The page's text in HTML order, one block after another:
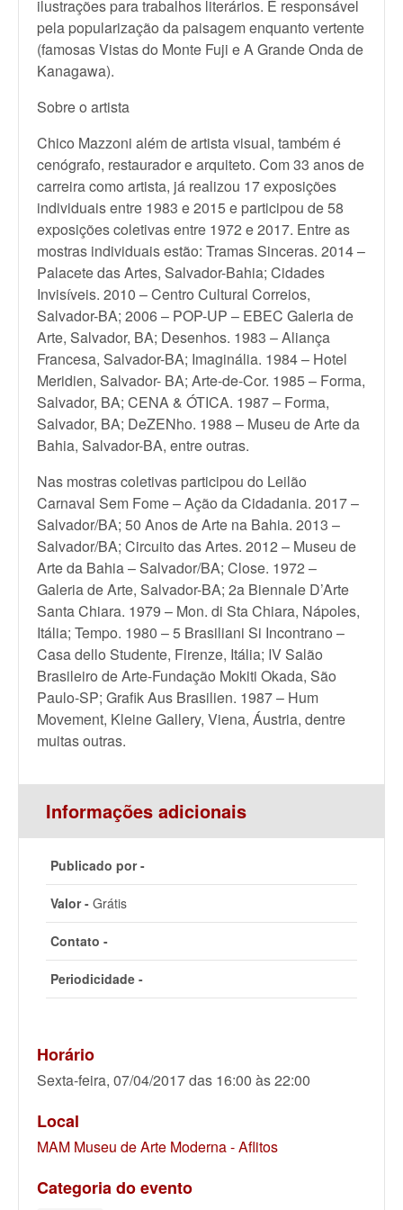
ilustrações para trabalhos literários. É responsável
pela popularização da paisagem enquanto vertente
(famosas Vistas do Monte Fuji e A Grande Onda de
Kanagawa).
Sobre o artista
Chico Mazzoni além de artista visual, também é
cenógrafo, restaurador e arquiteto. Com 33 anos de
carreira como artista, já realizou 17 exposições
individuais entre 1983 e 2015 e participou de 58
exposições coletivas entre 1972 e 2017. Entre as
mostras individuais estão: Tramas Sinceras. 2014 –
Palacete das Artes, Salvador-Bahia; Cidades
Invisíveis. 2010 – Centro Cultural Correios,
Salvador-BA; 2006 – POP-UP – EBEC Galeria de
Arte, Salvador, BA; Desenhos. 1983 – Aliança
Francesa, Salvador-BA; Imaginália. 1984 – Hotel
Meridien, Salvador- BA; Arte-de-Cor. 1985 – Forma,
Salvador, BA; CENA & ÓTICA. 1987 – Forma,
Salvador, BA; DeZENho. 1988 – Museu de Arte da
Bahia, Salvador-BA, entre outras.
Nas mostras coletivas participou do Leilão
Carnaval Sem Fome – Ação da Cidadania. 2017 –
Salvador/BA; 50 Anos de Arte na Bahia. 2013 –
Salvador/BA; Circuito das Artes. 2012 – Museu de
Arte da Bahia – Salvador/BA; Close. 1972 –
Galeria de Arte, Salvador-BA; 2a Biennale D’Arte
Santa Chiara. 1979 – Mon. di Sta Chiara, Nápoles,
Itália; Tempo. 1980 – 5 Brasiliani Si Incontrano –
Casa dello Studente, Firenze, Itália; IV Salão
Brasileiro de Arte-Fundação Mokiti Okada, São
Paulo-SP; Grafik Aus Brasilien. 1987 – Hum
Movement, Kleine Gallery, Viena, Áustria, dentre
muitas outras.
Informações adicionais
Publicado por -
Valor - Grátis
Contato -
Periodicidade -
Horário
Sexta-feira, 07/04/2017 das 16:00 às 22:00
Local
MAM Museu de Arte Moderna - Aflitos
Categoria do evento